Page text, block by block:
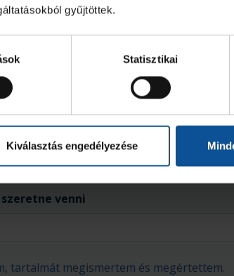
gyűjtöttek.
Statisztikai
Kiválasztás engedélyezése
venni
tartalmát megismertem és megértettem.